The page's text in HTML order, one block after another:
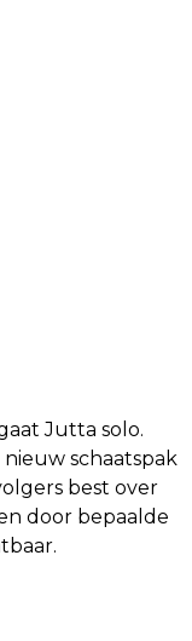
Jutta solo.
schaatspak
best over
door bepaalde